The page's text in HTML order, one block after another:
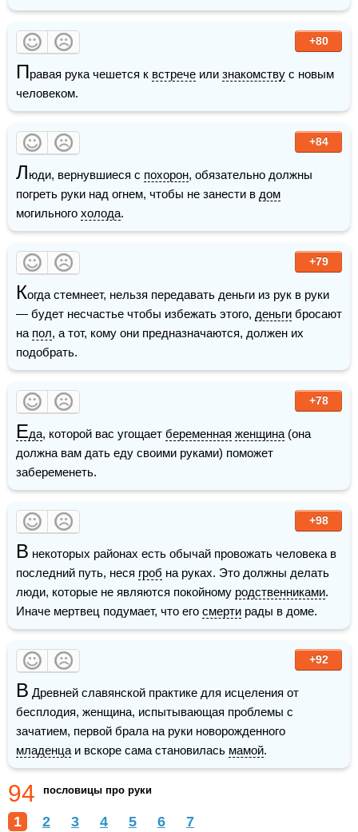
+80
Правая рука чешется к встрече или знакомству с новым
человеком.
+84
Люди, вернувшиеся с похорон, обязательно должны
погреть руки над огнем, чтобы не занести в дом
могильного холода.
+79
Когда стемнеет, нельзя передавать деньги из рук в руки
— будет несчастье чтобы избежать этого, деньги бросают
на пол, а тот, кому они предназначаются, должен их
подобрать.
+78
Еда, которой вас угощает беременная женщина (она
должна вам дать еду своими руками) поможет
забеременеть.
+98
В некоторых районах есть обычай провожать человека в
последний путь, неся гроб на руках. Это должны делать
люди, которые не являются покойному родственниками.
Иначе мертвец подумает, что его смерти рады в доме.
+92
В Древней славянской практике для исцеления от
бесплодия, женщина, испытывающая проблемы с
младенца и вскоре сама становилась мамой.
94 пословицы про руки
1 2 3 4 5 6 7